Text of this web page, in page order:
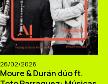
26/02/2026
Moure & Durán dúo ft.